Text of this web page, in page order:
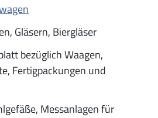
Gläsern, Biergläser
bezüglich Waagen,
Fertigpackungen und
Messanlagen für